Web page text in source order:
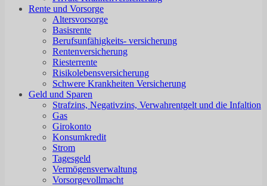
Rente und Vorsorge
Altersvorsorge
Basisrente
Berufsunfähigkeits- versicherung
Rentenversicherung
Riesterrente
Risikolebensversicherung
Schwere Krankheiten Versicherung
Geld und Sparen
Strafzins, Negativzins, Verwahrentgelt und die Infaltion
Gas
Girokonto
Konsumkredit
Strom
Tagesgeld
Vermögensverwaltung
Vorsorgevollmacht